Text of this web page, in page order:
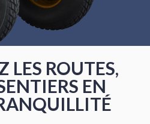
LES ROUTES,
EN